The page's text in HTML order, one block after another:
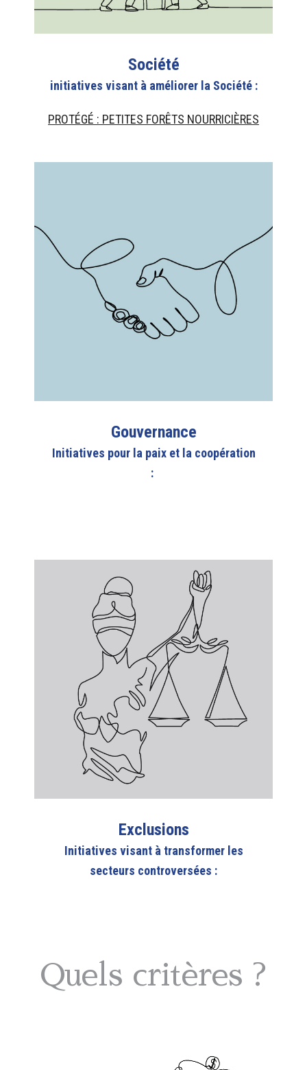
Société
initiatives visant à améliorer la Société :
PROTÉGÉ : PETITES FORÊTS NOURRICIÈRES
Gouvernance
Initiatives pour la paix et la coopération
:
Exclusions
Initiatives visant à transformer les
secteurs controversées :
Quels critères ?